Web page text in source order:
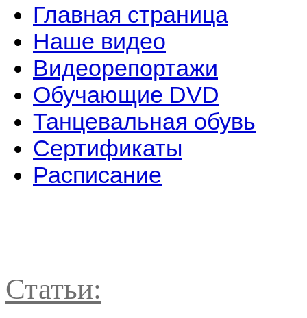
Главная страница
Наше видео
Видеорепортажи
Обучающие DVD
Танцевальная обувь
Сертификаты
Расписание
Статьи: